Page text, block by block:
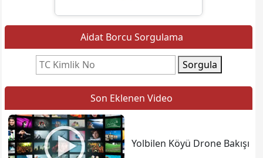
Aidat Borcu Sorgulama
Sorgula
Son Eklenen Video
Yolbilen Köyü Drone Bakışı